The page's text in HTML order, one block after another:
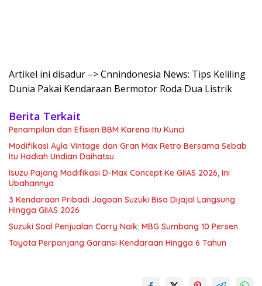
Artikel ini disadur –> Cnnindonesia News: Tips Keliling
Dunia Pakai Kendaraan Bermotor Roda Dua Listrik
Berita Terkait
Penampilan dan Efisien BBM Karena Itu Kunci
Modifikasi Ayla Vintage dan Gran Max Retro Bersama Sebab
Itu Hadiah Undian Daihatsu
Isuzu Pajang Modifikasi D-Max Concept Ke GIIAS 2026, Ini
Ubahannya
3 Kendaraan Pribadi Jagoan Suzuki Bisa Dijajal Langsung
Hingga GIIAS 2026
Suzuki Soal Penjualan Carry Naik: MBG Sumbang 10 Persen
Toyota Perpanjang Garansi Kendaraan Hingga 6 Tahun